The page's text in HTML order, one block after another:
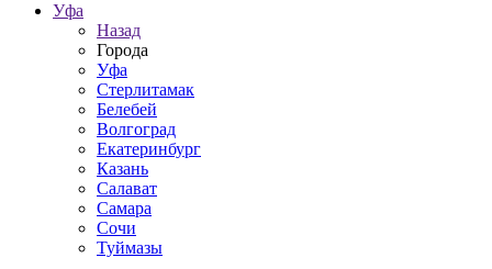
Уфа
Назад
Города
Уфа
Стерлитамак
Белебей
Волгоград
Екатеринбург
Казань
Салават
Самара
Сочи
Туймазы